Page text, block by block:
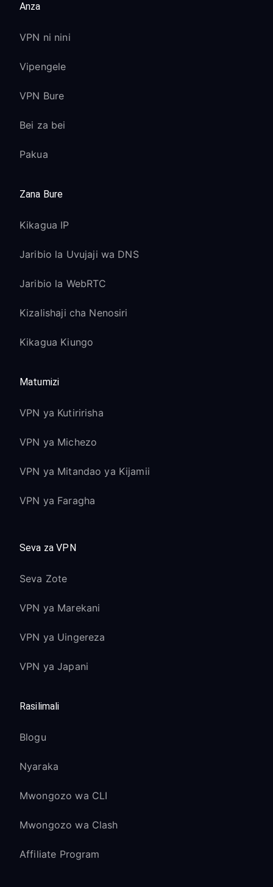
Anza
VPN ni nini
Vipengele
VPN Bure
Bei za bei
Pakua
Zana Bure
Kikagua IP
Jaribio la Uvujaji wa DNS
Jaribio la WebRTC
Kizalishaji cha Nenosiri
Kikagua Kiungo
Matumizi
VPN ya Kutiririsha
VPN ya Michezo
VPN ya Mitandao ya Kijamii
VPN ya Faragha
Seva za VPN
Seva Zote
VPN ya Marekani
VPN ya Uingereza
VPN ya Japani
Rasilimali
Blogu
Nyaraka
Mwongozo wa CLI
Mwongozo wa Clash
Affiliate Program